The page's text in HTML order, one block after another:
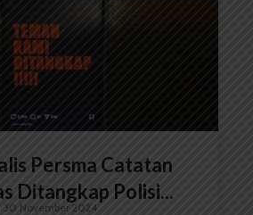
Persma Catatan
Ditangkap Polisi...
30 November 2024